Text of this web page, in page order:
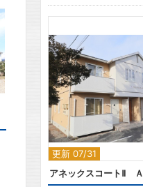
更新 07/31
2
アネックスコートⅡ Ａ